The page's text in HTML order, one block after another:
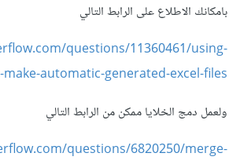
بامكانك الاطلاع على الرابط التالي
questions/11360461/using-
make-automatic-generated-excel-files
ولعمل دمج الخلايا ممكن من الرابط التالي
questions/6820250/merge-